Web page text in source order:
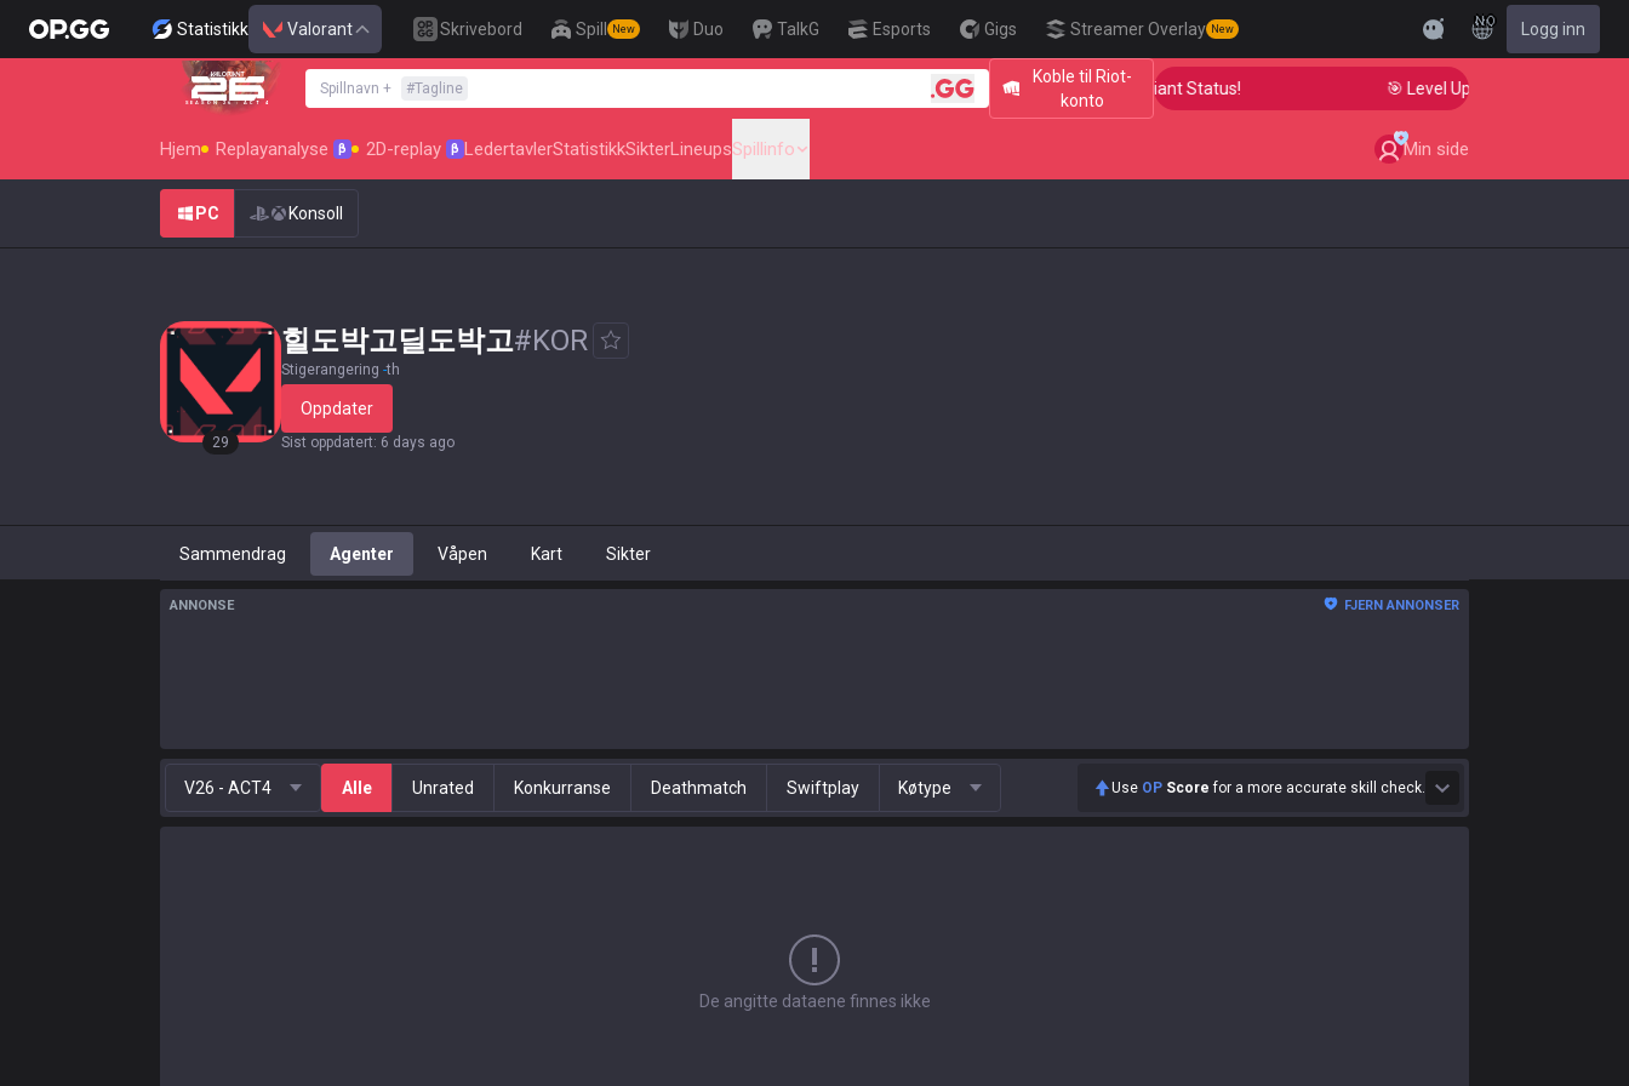
Statistikk Valorant Skrivebord Spill New Duo TalkG Esports Gigs Streamer Overlay New
NO Logg inn
SEASON 26 : ACT 4
Spillnavn + #Tagline
Koble til Riot-
konto
🎯 Level Up Your Aim to Radiant Status! 🎯 Level Up Your Aim to Radiant
Hjem Replayanalyse β 2D-replay β LedertavlerStatistikkSikterLineupsSpillinfo Min side
PC Konsoll
29
힐도박고딜도박고#KOR
Stigerangering -th
Oppdater
Sist oppdatert: 6 days ago
Sammendrag Agenter Våpen Kart Sikter
ANNONSE FJERN ANNONSER
V26 - ACT4 Alle Unrated Konkurranse Deathmatch Swiftplay Køtype Use OP Score for a more accurate skill check.
De angitte dataene finnes ikke